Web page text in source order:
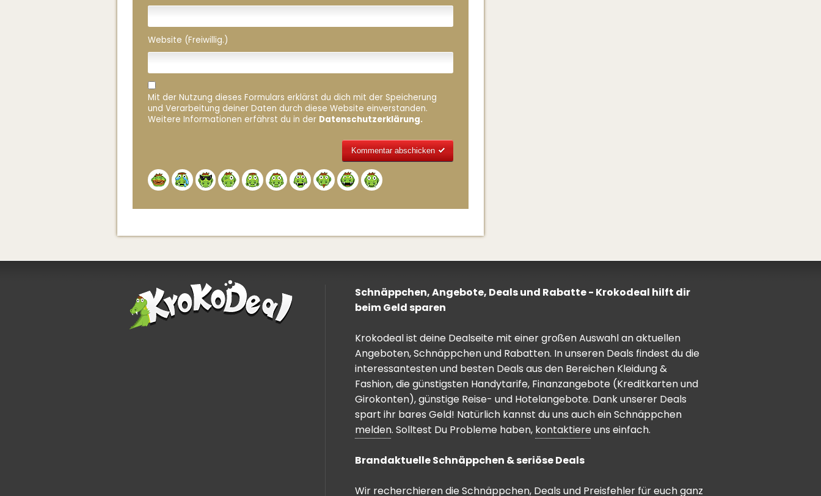
Website (Freiwillig.)
Mit der Nutzung dieses Formulars erklärst du dich mit der Speicherung
und Verarbeitung deiner Daten durch diese Website einverstanden.
Weitere Informationen erfährst du in der Datenschutzerklärung.
Schnäppchen, Angebote, Deals und Rabatte - Krokodeal hilft dir
beim Geld sparen
Krokodeal ist deine Dealseite mit einer großen Auswahl an aktuellen
Angeboten, Schnäppchen und Rabatten. In unseren Deals findest du die
interessantesten und besten Deals aus den Bereichen Kleidung &
Fashion, die günstigsten Handytarife, Finanzangebote (Kreditkarten und
Girokonten), günstige Reise- und Hotelangebote. Dank unserer Deals
spart ihr bares Geld! Natürlich kannst du uns auch ein Schnäppchen
melden. Solltest Du Probleme haben, kontaktiere uns einfach.
Brandaktuelle Schnäppchen & seriöse Deals
Wir recherchieren die Schnäppchen, Deals und Preisfehler für euch ganz